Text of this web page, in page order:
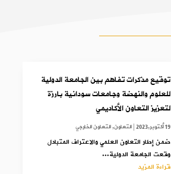
توقيع مذكرات تفاهم بين الجامعة الدولية
للعلوم والنهضة وجامعات سودانية بارزة
لتعزيز التعاون الأكاديمي
19 أكتوبر,2023 |التعاون,التعاون الخارجي
ضمن إطار التعاون العلمي والاعتراف المتبادل
وقعت الجامعة الدولية...
قراءة المزيد